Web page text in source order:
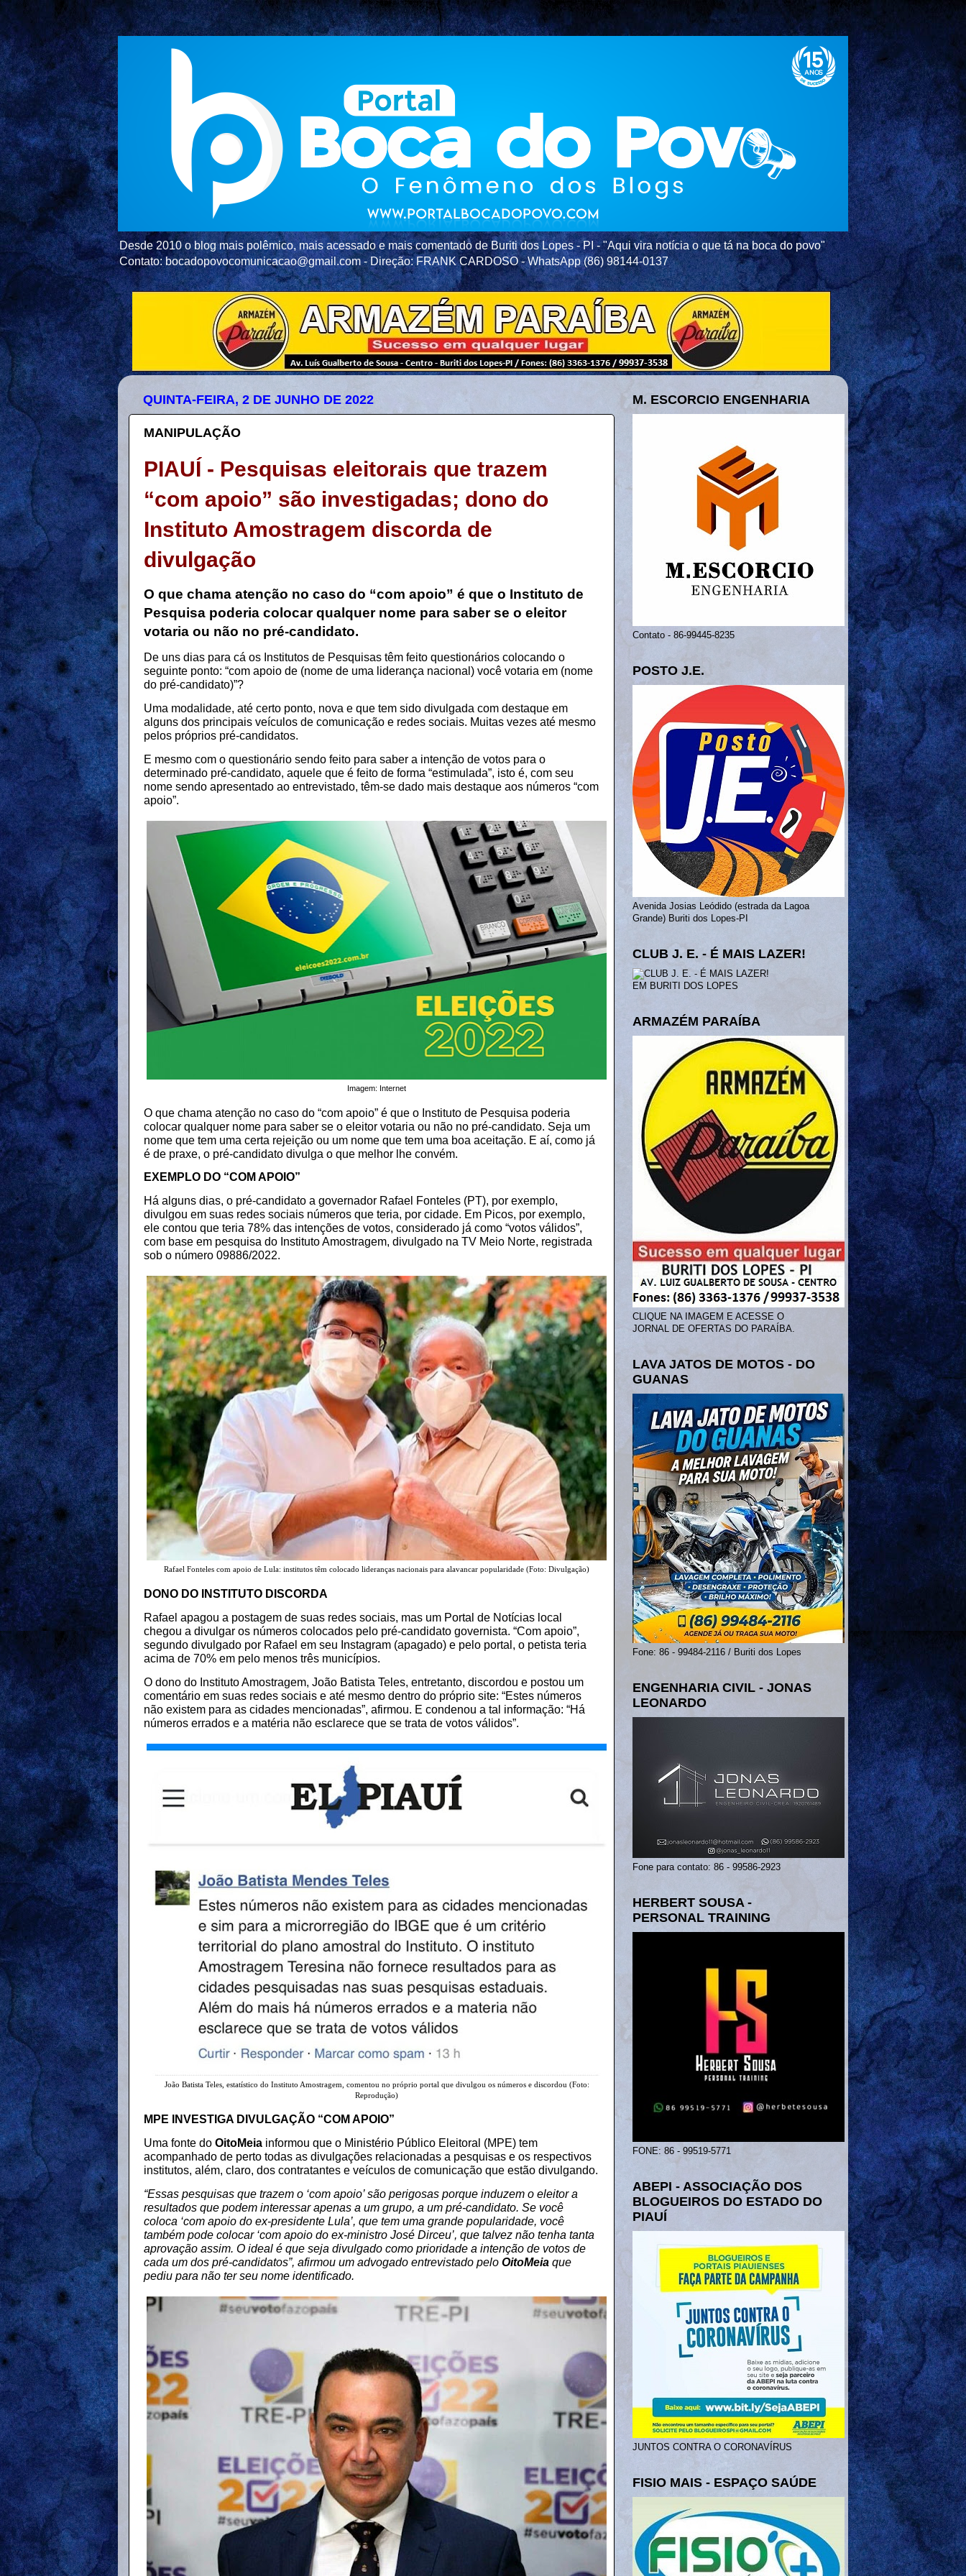
Desde 2010 o blog mais polêmico, mais acessado e mais comentado de Buriti dos Lopes - PI - "Aqui vira notícia o que tá na boca do povo"
Contato: bocadopovocomunicacao@gmail.com - Direção: FRANK CARDOSO - WhatsApp (86) 98144-0137
QUINTA-FEIRA, 2 DE JUNHO DE 2022
MANIPULAÇÃO
PIAUÍ - Pesquisas eleitorais que trazem
“com apoio” são investigadas; dono do
Instituto Amostragem discorda de
divulgação
O que chama atenção no caso do “com apoio” é que o Instituto de
Pesquisa poderia colocar qualquer nome para saber se o eleitor
votaria ou não no pré-candidato.
De uns dias para cá os Institutos de Pesquisas têm feito questionários colocando o
seguinte ponto: “com apoio de (nome de uma liderança nacional) você votaria em (nome
do pré-candidato)”?
Uma modalidade, até certo ponto, nova e que tem sido divulgada com destaque em
alguns dos principais veículos de comunicação e redes sociais. Muitas vezes até mesmo
pelos próprios pré-candidatos.
E mesmo com o questionário sendo feito para saber a intenção de votos para o
determinado pré-candidato, aquele que é feito de forma “estimulada”, isto é, com seu
nome sendo apresentado ao entrevistado, têm-se dado mais destaque aos números “com
apoio”.
Imagem: Internet
O que chama atenção no caso do “com apoio” é que o Instituto de Pesquisa poderia
colocar qualquer nome para saber se o eleitor votaria ou não no pré-candidato. Seja um
nome que tem uma certa rejeição ou um nome que tem uma boa aceitação. E aí, como já
é de praxe, o pré-candidato divulga o que melhor lhe convém.
EXEMPLO DO “COM APOIO”
Há alguns dias, o pré-candidato a governador Rafael Fonteles (PT), por exemplo,
divulgou em suas redes sociais números que teria, por cidade. Em Picos, por exemplo,
ele contou que teria 78% das intenções de votos, considerado já como “votos válidos”,
com base em pesquisa do Instituto Amostragem, divulgado na TV Meio Norte, registrada
sob o número 09886/2022.
Rafael Fonteles com apoio de Lula: institutos têm colocado lideranças nacionais para alavancar popularidade (Foto: Divulgação)
DONO DO INSTITUTO DISCORDA
Rafael apagou a postagem de suas redes sociais, mas um Portal de Notícias local
chegou a divulgar os números colocados pelo pré-candidato governista. “Com apoio”,
segundo divulgado por Rafael em seu Instagram (apagado) e pelo portal, o petista teria
acima de 70% em pelo menos três municípios.
O dono do Instituto Amostragem, João Batista Teles, entretanto, discordou e postou um
comentário em suas redes sociais e até mesmo dentro do próprio site: “Estes números
não existem para as cidades mencionadas”, afirmou. E condenou a tal informação: “Há
números errados e a matéria não esclarece que se trata de votos válidos”.
João Batista Teles, estatístico do Instituto Amostragem, comentou no próprio portal que divulgou os números e discordou (Foto:
Reprodução)
MPE INVESTIGA DIVULGAÇÃO “COM APOIO”
Uma fonte do OitoMeia informou que o Ministério Público Eleitoral (MPE) tem
acompanhado de perto todas as divulgações relacionadas a pesquisas e os respectivos
institutos, além, claro, dos contratantes e veículos de comunicação que estão divulgando.
“Essas pesquisas que trazem o ‘com apoio’ são perigosas porque induzem o eleitor a
resultados que podem interessar apenas a um grupo, a um pré-candidato. Se você
coloca ‘com apoio do ex-presidente Lula’, que tem uma grande popularidade, você
também pode colocar ‘com apoio do ex-ministro José Dirceu’, que talvez não tenha tanta
aprovação assim. O ideal é que seja divulgado como prioridade a intenção de votos de
cada um dos pré-candidatos”, afirmou um advogado entrevistado pelo OitoMeia que
pediu para não ter seu nome identificado.
M. ESCORCIO ENGENHARIA
Contato - 86-99445-8235
POSTO J.E.
Avenida Josias Leódido (estrada da Lagoa
Grande) Buriti dos Lopes-PI
CLUB J. E. - É MAIS LAZER!
EM BURITI DOS LOPES
ARMAZÉM PARAÍBA
CLIQUE NA IMAGEM E ACESSE O
JORNAL DE OFERTAS DO PARAÍBA.
LAVA JATOS DE MOTOS - DO
GUANAS
Fone: 86 - 99484-2116 / Buriti dos Lopes
ENGENHARIA CIVIL - JONAS
LEONARDO
Fone para contato: 86 - 99586-2923
HERBERT SOUSA -
PERSONAL TRAINING
FONE: 86 - 99519-5771
ABEPI - ASSOCIAÇÃO DOS
BLOGUEIROS DO ESTADO DO
PIAUÍ
JUNTOS CONTRA O CORONAVÍRUS
FISIO MAIS - ESPAÇO SAÚDE